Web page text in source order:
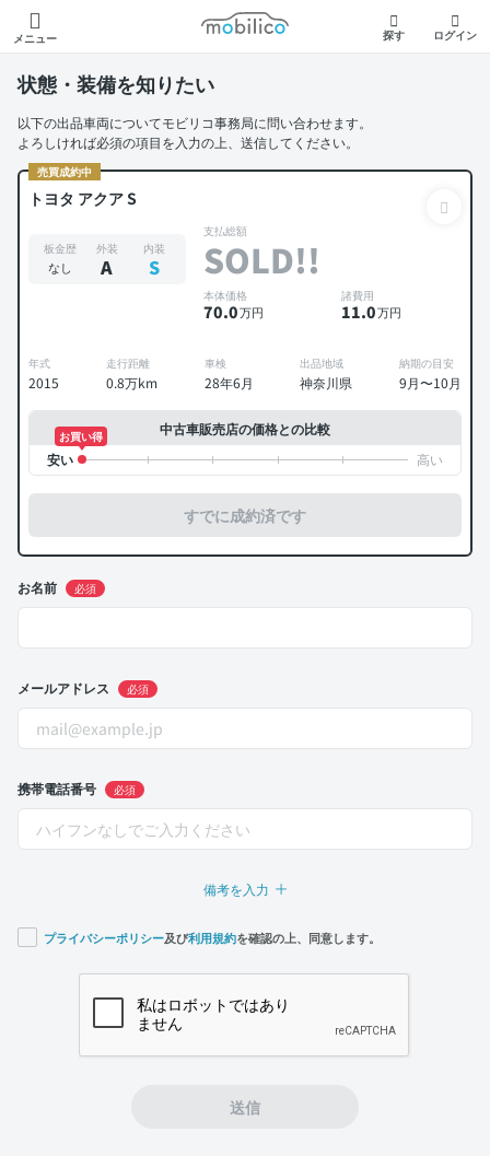
メニュー
モビリコ
探す ログイン
状態・装備を知りたい
以下の出品車両についてモビリコ事務局に問い合わせます。
よろしければ必須の項目を入力の上、送信してください。
売買成約中
トヨタ アクア S
板金歴
なし
外装
A
内装
S
支払総額
SOLD!!
本体価格
70.0万円
諸費用
11.0万円
年式
2015
走行距離
0.8万km
車検
28年6月
出品地域
神奈川県
納期の目安
9月〜10月
中古車販売店の価格との比較
お買い得
すでに成約済です
お名前 必須
メールアドレス 必須
携帯電話番号 必須
備考を入力
プライバシーポリシー及び利用規約を確認の上、同意します。
送信